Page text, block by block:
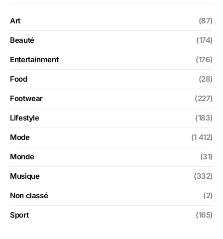
Art (87)
Beauté (174)
Entertainment (176)
Food (28)
Footwear (227)
Lifestyle (183)
Mode (1 412)
Monde (31)
Musique (332)
Non classé (2)
Sport (165)